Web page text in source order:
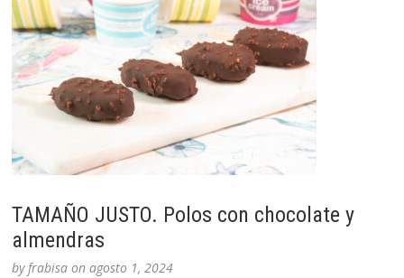
TAMAÑO JUSTO. Polos con chocolate y
almendras
byfrabisa onagosto 1, 2024